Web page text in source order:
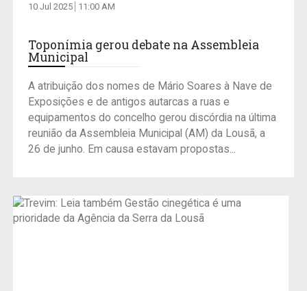
10 Jul 2025 11:00 AM
Toponímia gerou debate na Assembleia
Municipal
A atribuição dos nomes de Mário Soares à Nave de
Exposições e de antigos autarcas a ruas e
equipamentos do concelho gerou discórdia na última
reunião da Assembleia Municipal (AM) da Lousã, a
26 de junho. Em causa estavam propostas...